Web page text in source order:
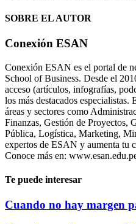
SOBRE EL AUTOR
Conexión ESAN
Conexión ESAN es el portal de
School of Business. Desde el
acceso (artículos, infografías,
los más destacados
áreas y sectores como
Finanzas, Gestión de Proyectos,
Pública, Logística, Marketing,
expertos de ESAN y aumenta tu
Conoce más en:
Te puede interesar
Cuando no hay margen